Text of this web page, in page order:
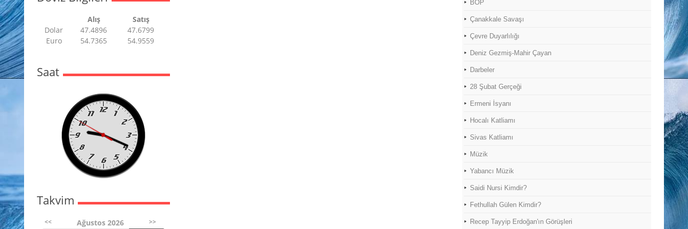
Alış
Satış
Dolar
47.4896
47.6799
Euro
54.7365 54.9559
Saat
Takvim
<< Ağustos 2026 >>
BOP
Çanakkale Savaşı
Çevre Duyarlılığı
Deniz Gezmiş-Mahir Çayan
Darbeler
28 Şubat Gerçeği
Ermeni İsyanı
Hocalı Katliamı
Sivas Katliamı
Müzik
Yabancı Müzik
Saidi Nursi Kimdir?
Fethullah Gülen Kimdir?
Recep Tayyip Erdoğan'ın Görüşleri